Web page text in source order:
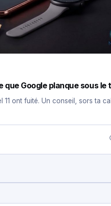
que Google planque sous le
11 ont fuité. Un conseil, sors ta